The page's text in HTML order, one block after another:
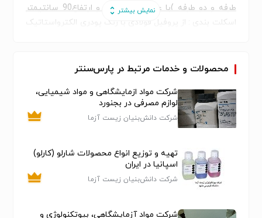
طرفه و دو طرفه )با عرض 70 تا 140 و ارتفاع90 سانتیمتر
اسکلت بندی : از پروفیل فولادی با رنگ پودری الکترواستاتیک
وتغیر چیدمان میباشد.رویه سکو : از جنس سنگ گرانیت
میباشد و یا ازجنس سرامیک ضد اسید خارجی یا pvc یک
پارچه .
میز آزمایشگاهی یکطرفه , سکوی جزیره ای , میز آزمایشگاهی
محصولات و خدمات مرتبط در پارس‌سنتر
شرکت مواد ازمایشگاهی و مواد شیمیایی،
لوازم مصرفی در بجنورد
شرکت دانش‌بنیان زیست آزما
تهیه و توزیع انواع محصولات شارلو (کارلو)
اسپانیا در ایران
شرکت دانش‌بنیان زیست آزما
شرکت مواد آزمایشگاهی، بیوتکنولوژی و